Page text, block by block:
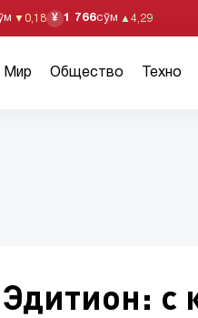
▼ 0,18 ¥ 1 766сўм ▲ 4,29
Мир Общество Техно
с